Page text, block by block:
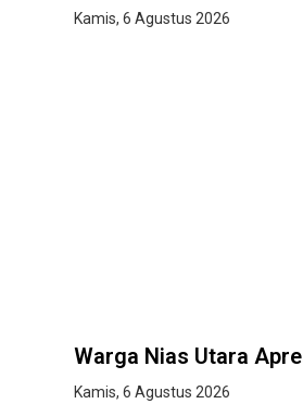
Kamis, 6 Agustus 2026
Warga Nias Utara
Kamis, 6 Agustus 2026